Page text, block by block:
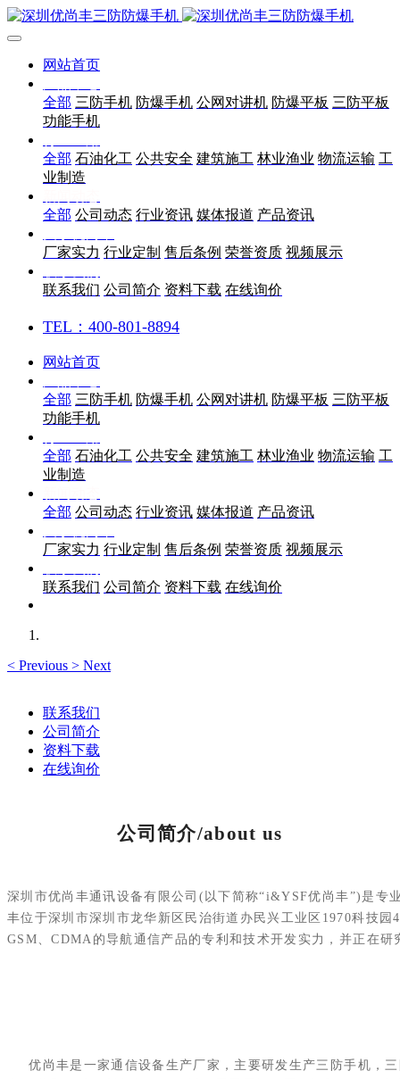
网站首页
全部 三防手机 防爆手机 公网对讲机 防爆平板 三防平板
功能手机
全部 石油化工 公共安全 建筑施工 林业渔业 物流运输 工
业制造
全部 公司动态 行业资讯 媒体报道 产品资讯
厂家实力 行业定制 售后条例 荣誉资质 视频展示
联系我们 公司简介 资料下载 在线询价
TEL：400-801-8894
网站首页
全部 三防手机 防爆手机 公网对讲机 防爆平板 三防平板
功能手机
全部 石油化工 公共安全 建筑施工 林业渔业 物流运输 工
业制造
全部 公司动态 行业资讯 媒体报道 产品资讯
厂家实力 行业定制 售后条例 荣誉资质 视频展示
联系我们 公司简介 资料下载 在线询价
< Previous > Next
联系我们
公司简介
资料下载
在线询价
公司简介/about us
深圳市优尚丰通讯设备有限公司(以下简称“i&YSF优尚丰”)是专
丰位于深圳市深圳市龙华新区民治街道办民兴工业区1970科技
GSM、CDMA的导航通信产品的专利和技术开发实力，并正在
优尚丰是一家通信设备生产厂家，主要研发生产三防手机，